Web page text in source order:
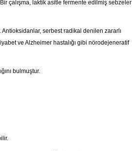
çalışma, laktik asitle fermente edilmiş sebzeler
serbest radikal denilen zararlı
ve Alzheimer hastalığı gibi nörodejeneratif
bulmuştur.